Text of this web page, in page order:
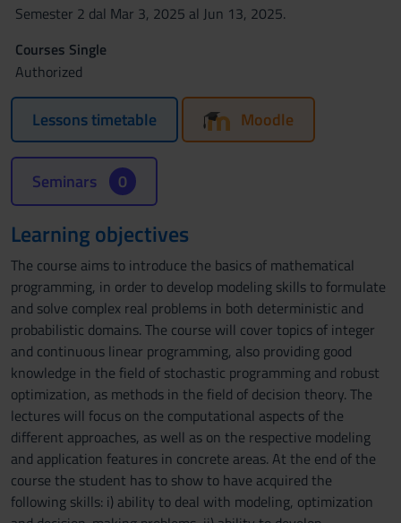
Semester 2 dal Mar 3, 2025 al Jun 13, 2025.
Courses Single
Authorized
Lessons timetable Moodle
Seminars 0
Learning objectives
The course aims to introduce the basics of mathematical
programming, in order to develop modeling skills to formulate
and solve complex real problems in both deterministic and
probabilistic domains. The course will cover topics of integer
and continuous linear programming, also providing good
knowledge in the field of stochastic programming and robust
optimization, as methods in the field of decision theory. The
lectures will focus on the computational aspects of the
different approaches, as well as on the respective modeling
and application features in concrete areas. At the end of the
course the student has to show to have acquired the
following skills: i) ability to deal with modeling, optimization